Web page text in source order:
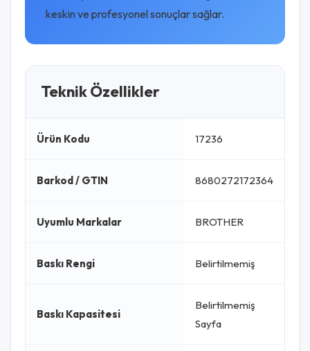
keskin ve profesyonel sonuçlar sağlar.
Teknik Özellikler
Ürün Kodu 17236
Barkod / GTIN 8680272172364
Uyumlu Markalar BROTHER
Baskı Rengi Belirtilmemiş
Baskı Kapasitesi
Belirtilmemiş
Sayfa